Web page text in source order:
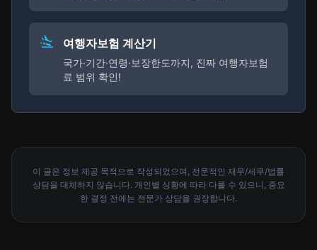
여행자보험 계산기
국가·기간·연령·보장한도까지, 진짜 여행자보험
료 범위 확인!
이 글은 정보 제공 목적으로 작성되었으며, 전문적인 재무/세무/법률
상담을 대체하지 않습니다. 개인별 상황에 따라 다를 수 있으니, 중요
한 결정 전에는 전문가 상담을 권장합니다.